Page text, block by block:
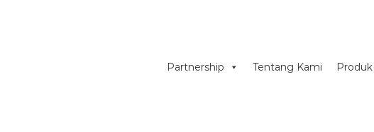
Partnership Tentang Kami Produk